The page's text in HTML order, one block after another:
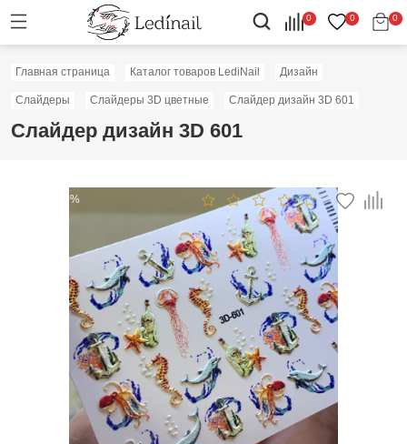
0 0 0
Главная страница Каталог товаров LediNail Дизайн
Слайдеры Слайдеры 3D цветные Слайдер дизайн 3D 601
Слайдер дизайн 3D 601
Скидка: 50%